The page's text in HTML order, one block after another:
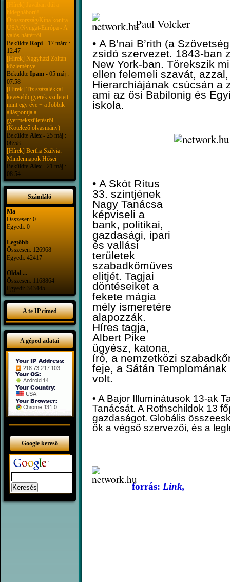
[Hírek] Javában dúl a
hidegháború! -
Oroszország/Kína kontra
USA/Nyugat-Európa - A
valós háttérről....
Beküldte Ropi - 17 márc :
12:47
[Hírek] Nagyházi Zoltán
közleménye
Beküldte Ipam - 05 máj :
07:58
[Hírek] Tíz százalékkal
kevesebb gyerek született
mint egy éve + a Jobbik
álláspontja a
gyermekszületésről
(Kötelező olvasmány)
Beküldte Alex - 25 máj :
08:58
[Hírek] Bertha Szilvia:
Mindennapok Hősei
Beküldte Alex - 21 máj :
08:54
Számláló
Ma
Összesen: 0
Egyedi: 0
Legtöbb
Összesen: 126968
Egyedi: 42417
Oldal ...
Összesen: 1168864
Egyedi: 343445
A te IP címed
A géped adatai
Google kereső
Paul Volcker
• A B’nai B’rith (a
zsidó szervezet. 1843-ban
New York-ban. Törekszik
ellen felemeli szavát,
Hierarchiájának csúcsán a
ami az ősi Babilonig és
iskola.
• A Skót Rítus
33. szintjének
Nagy Tanácsa
képviseli a
bank, politikai,
gazdasági, ipari
és vallási
területek
szabadkőműves
elitjét. Tagjai
döntéseiket a
fekete mágia
mély ismeretére
alapozzák.
Híres tagja,
Albert Pike
ügyész, katona,
író, a nemzetközi
feje, a Sátán
volt.
• A Bajor Illuminátusok 13-ak
Tanácsát. A Rothschildok 13
gazdaságot. Globális
ők a végső szervezői, és a
forrás: Link,